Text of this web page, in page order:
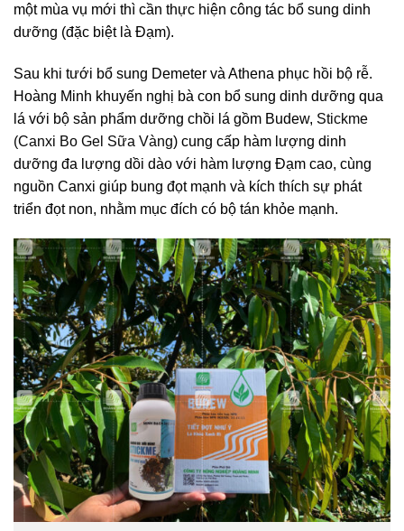
một mùa vụ mới thì cần thực hiện công tác bổ sung dinh
dưỡng (đặc biệt là Đạm).
Sau khi tưới bổ sung Demeter và Athena phục hồi bộ rễ.
Hoàng Minh khuyến nghị bà con bổ sung dinh dưỡng qua
lá với bộ sản phẩm dưỡng chồi lá gồm Budew, Stickme
(Canxi Bo Gel Sữa Vàng) cung cấp hàm lượng dinh
dưỡng đa lượng dồi dào với hàm lượng Đạm cao, cùng
nguồn Canxi giúp bung đọt mạnh và kích thích sự phát
triển đọt non, nhằm mục đích có bộ tán khỏe mạnh.